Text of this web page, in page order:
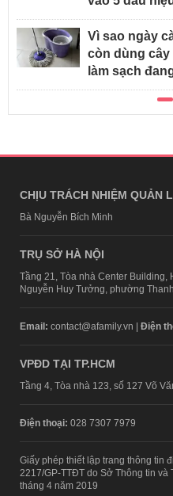
Vì sao ngày
còn dùng cây
làm sạch
CHỊU TRÁCH NHIỆM QUẢN
Bà Nguyễn Bích Minh
TRỤ SỞ HÀ NỘI
Tầng 21, Tòa nhà Center Building,
Nguyễn Huy Tưởng, phường
Email: contact@afamily.vn | Điện
VPĐD TẠI TP.HCM
Tầng 4, Tòa nhà 123, số 127 Võ
Điện thoại: 028 7307 7979
Giấy phép thiết lập trang thông tin
2217/GP-TTĐT do Sở Thông tin
tháng 4 năm 2019